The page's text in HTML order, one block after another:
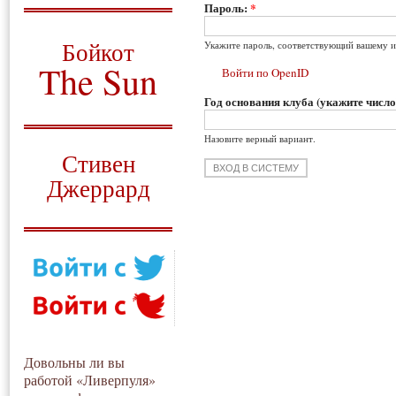
Бойкот
The Sun
Стивен
Джеррард
Довольны ли вы
работой «Ливерпуля»
Пароль:*
Укажите пароль, соответствующий вашему
Войти по OpenID
Год основания клуба (укажите
Назовите верный вариант.